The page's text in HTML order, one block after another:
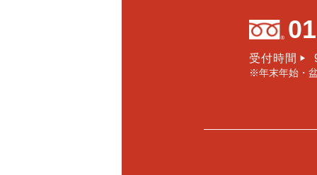
受付時間 ▶
※年末年始・